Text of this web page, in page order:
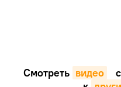
Смотреть видео